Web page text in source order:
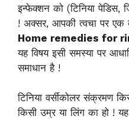
इन्फेक्शन को (टिनिया पेडिस,
! अक्सर, आपकी त्वचा पर एक
Home remedies for
यह विषय इसी समस्या पर
समाधान है !
टिनिया वर्सीकोलर संक्रमण
किसी उम्र या लिंग का हो !